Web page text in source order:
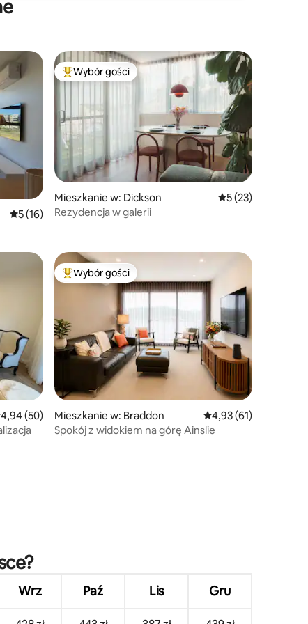
gości
Średnia ocena: 5 na 5, liczba recenzji: 16
5 (16)
Najpopularniejsze z kategorii Wybór gości
Wybór gości
Mieszkanie w: Dickson Średnia ocena: 5
5 (23)
Rezydencja w galerii
gości
ocena: 4,94 na 5, liczba recenzji: 50
4,94 (50)
Najpopularniejsze z kategorii Wybór gości
Wybór gości
Mieszkanie w: Braddon Średnia ocena: 4,93
4,93 (61)
Spokój z widokiem na górę Ainslie
Wrz Paź Lis Gru